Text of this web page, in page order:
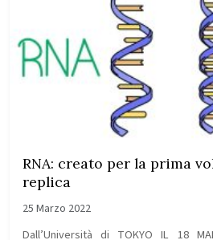
RNA: creato per la prima
replica
25 Marzo 2022
Dall’Università di TOKYO IL 18